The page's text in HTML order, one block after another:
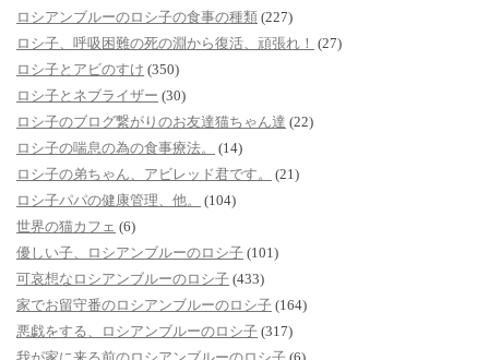
ロシアンブルーのロシ子の食事の種類 (227)
ロシ子、呼吸困難の死の淵から復活、頑張れ！ (27)
ロシ子とアビのすけ (350)
ロシ子とネブライザー (30)
ロシ子のブログ繋がりのお友達猫ちゃん達 (22)
ロシ子の喘息の為の食事療法。
(14)
ロシ子の弟ちゃん、アビレッド君です。
(21)
ロシ子パパの健康管理、他。
(104)
世界の猫カフェ (6)
優しい子、ロシアンブルーのロシ子 (101)
可哀想なロシアンブルーのロシ子 (433)
家でお留守番のロシアンブルーのロシ子 (164)
悪戯をする、ロシアンブルーのロシ子 (317)